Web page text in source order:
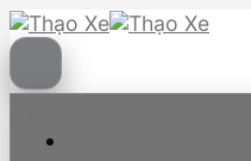
Skip
to
content